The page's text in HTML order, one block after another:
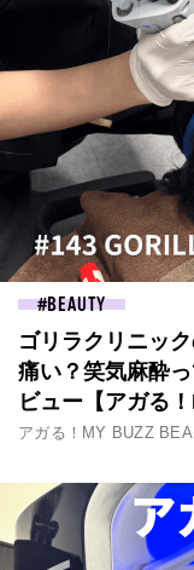
BEAUTY
ゴリラクリニッ
痛い？笑気麻酔
ビュー【アガる
アガる！MY BUZZ